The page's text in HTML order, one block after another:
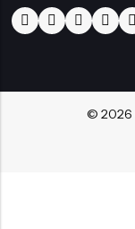
© 2026